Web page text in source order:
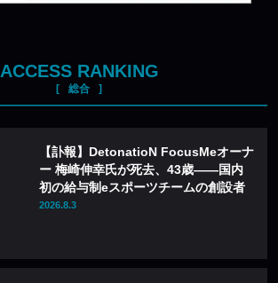
ACCESS RANKING
総合
【訃報】DetonatioN FocusMeオーナ
ー 梅崎伸幸氏が死去、43歳——国内
初の給与制eスポーツチームの創設者
2026.8.3